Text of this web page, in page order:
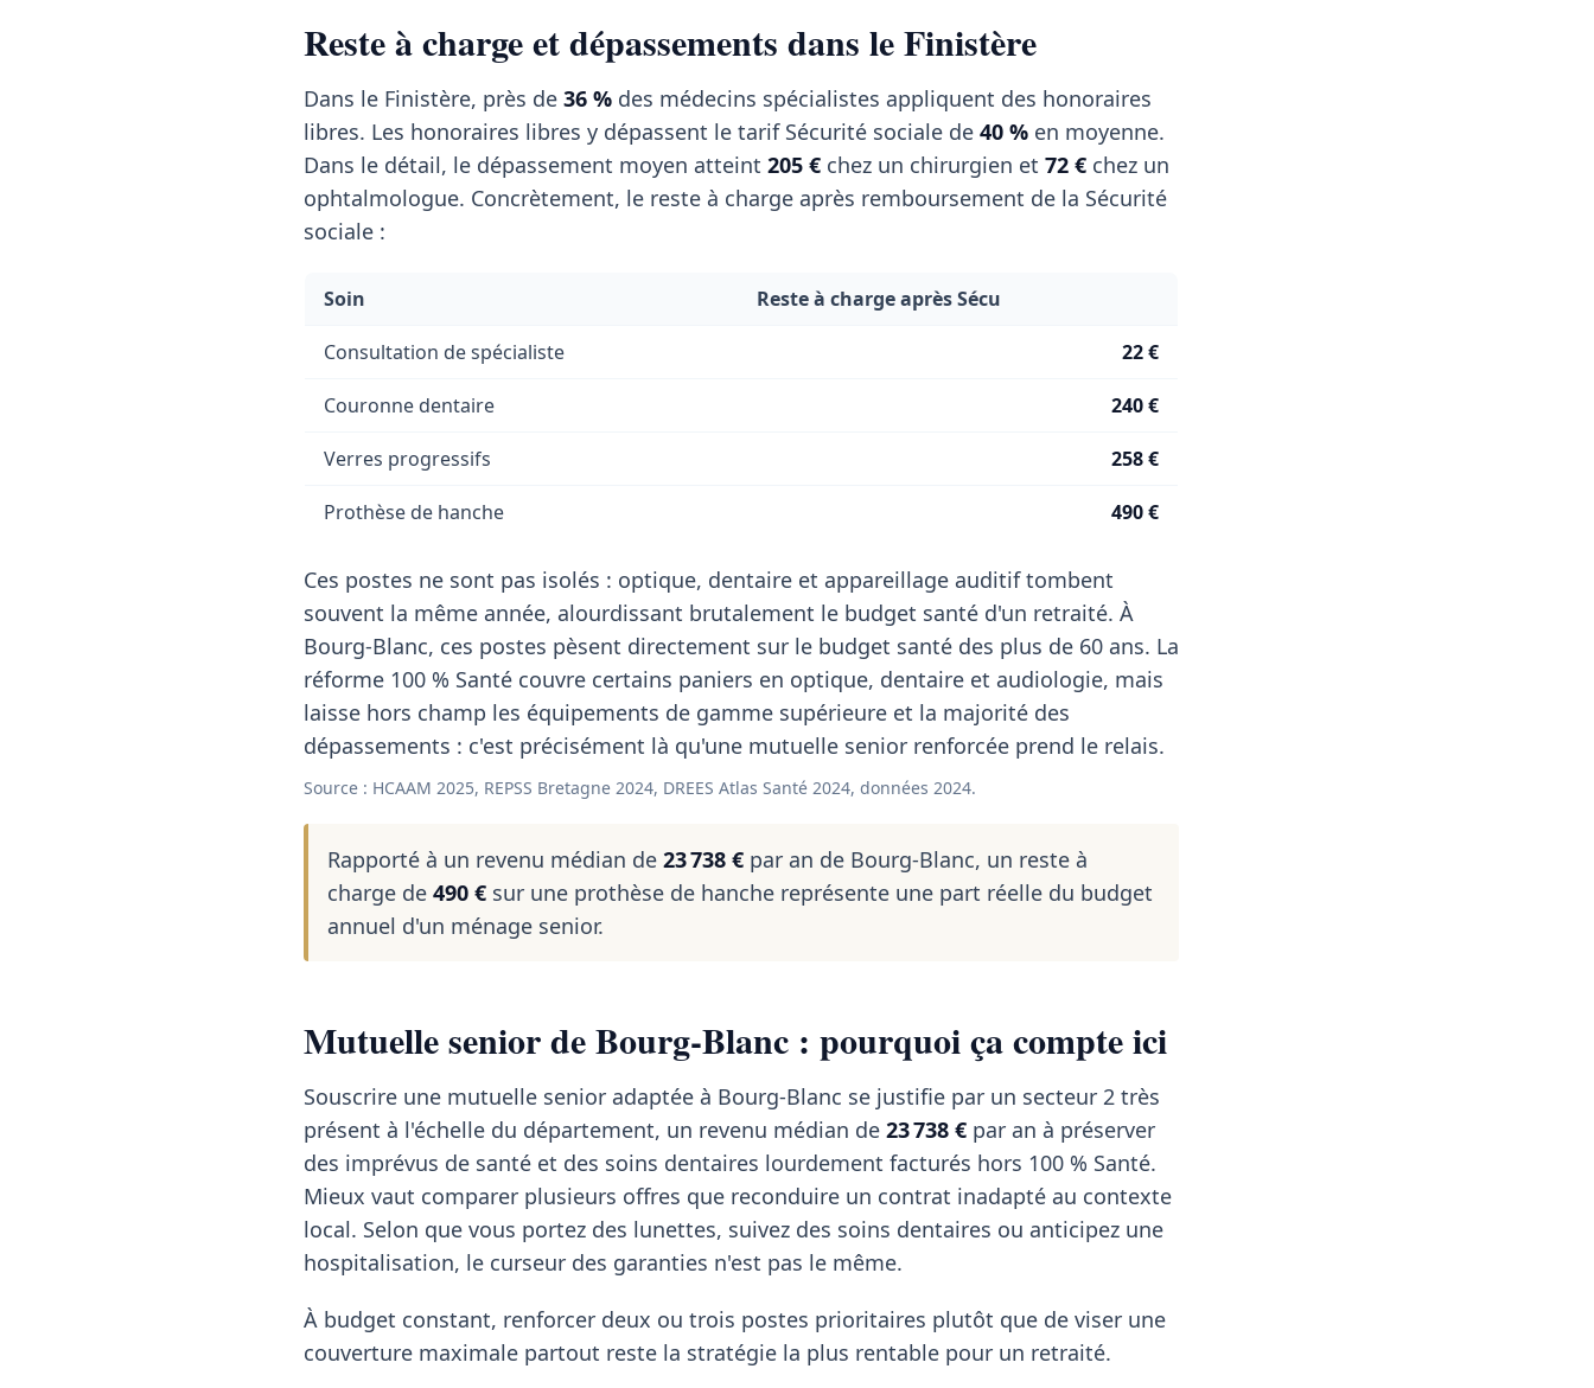
Reste à charge et dépassements dans le Finistère
Dans le Finistère, près de 36 % des médecins spécialistes appliquent des honoraires
libres. Les honoraires libres y dépassent le tarif Sécurité sociale de 40 % en moyenne.
Dans le détail, le dépassement moyen atteint 205 € chez un chirurgien et 72 € chez un
ophtalmologue. Concrètement, le reste à charge après remboursement de la Sécurité
sociale :
Soin Reste à charge après Sécu
Consultation de spécialiste 22 €
Couronne dentaire 240 €
Verres progressifs 258 €
Prothèse de hanche 490 €
Ces postes ne sont pas isolés : optique, dentaire et appareillage auditif tombent
souvent la même année, alourdissant brutalement le budget santé d'un retraité. À
Bourg-Blanc, ces postes pèsent directement sur le budget santé des plus de 60 ans. La
réforme 100 % Santé couvre certains paniers en optique, dentaire et audiologie, mais
laisse hors champ les équipements de gamme supérieure et la majorité des
dépassements : c'est précisément là qu'une mutuelle senior renforcée prend le relais.
Source : HCAAM 2025, REPSS Bretagne 2024, DREES Atlas Santé 2024, données 2024.
Rapporté à un revenu médian de 23 738 € par an de Bourg-Blanc, un reste à
charge de 490 € sur une prothèse de hanche représente une part réelle du budget
annuel d'un ménage senior.
Mutuelle senior de Bourg-Blanc : pourquoi ça compte ici
Souscrire une mutuelle senior adaptée à Bourg-Blanc se justifie par un secteur 2 très
présent à l'échelle du département, un revenu médian de 23 738 € par an à préserver
des imprévus de santé et des soins dentaires lourdement facturés hors 100 % Santé.
Mieux vaut comparer plusieurs offres que reconduire un contrat inadapté au contexte
local. Selon que vous portez des lunettes, suivez des soins dentaires ou anticipez une
hospitalisation, le curseur des garanties n'est pas le même.
À budget constant, renforcer deux ou trois postes prioritaires plutôt que de viser une
couverture maximale partout reste la stratégie la plus rentable pour un retraité.